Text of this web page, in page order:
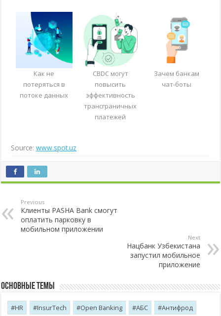
Как не
потеряться в
потоке данных
CBDC могут
повысить
эффективность
трансграничных
платежей
Зачем банкам
чат-боты
Source:www.spot.uz
Previous
Клиенты PASHA Bank смогут
оплатить парковку в
мобильном приложении
Next
Нацбанк Узбекистана
запустил мобильное
приложение
Основные темы
HR InsurTech Open Banking АБС
Антифрод